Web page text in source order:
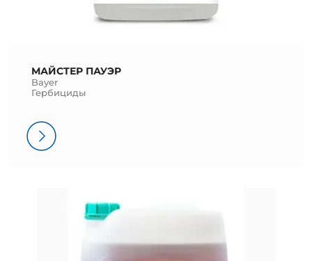
МАЙСТЕР ПАУЭР
Bayer
Гербициды